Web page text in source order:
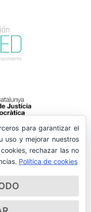
para garantizar el
uso y mejorar nuestros
rechazar las no
Política de cookies